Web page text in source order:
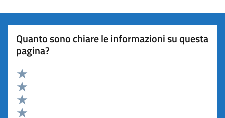
Quanto sono chiare le informazioni su questa
pagina?
Valuta 5 stelle su 5
Valuta 4 stelle su 5
Valuta 3 stelle su 5